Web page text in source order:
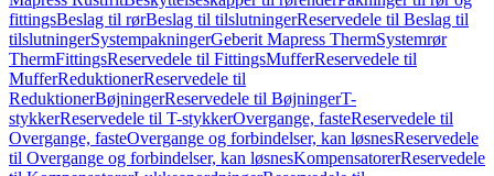
fittingsBeslag til rørBeslag til tilslutningerReservedele til Beslag til
tilslutningerSystempakningerGeberit Mapress ThermSystemrør
ThermFittingsReservedele til FittingsMufferReservedele til
MufferReduktionerReservedele til
ReduktionerBøjningerReservedele til BøjningerT-
stykkerReservedele til T-stykkerOvergange, fasteReservedele til
Overgange, fasteOvergange og forbindelser, kan løsnesReservedele
til Overgange og forbindelser, kan løsnesKompensatorerReservedele